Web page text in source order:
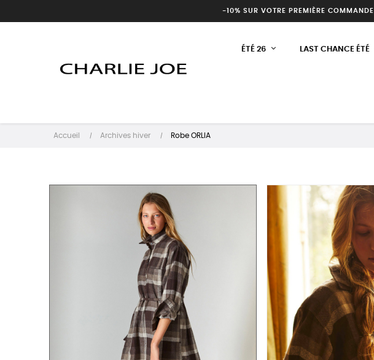
-10% SUR VOTRE PREMIÈRE COMMANDE
ÉTÉ 26 LAST CHANCE ÉTÉ
Accueil Archives hiver Robe ORLIA